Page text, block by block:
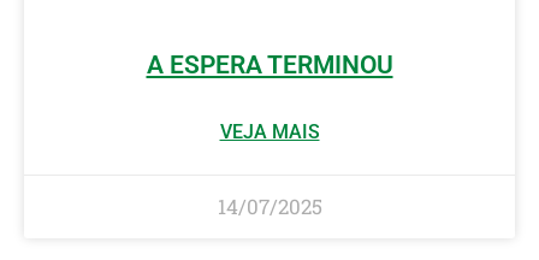
A ESPERA TERMINOU
VEJA MAIS
14/07/2025